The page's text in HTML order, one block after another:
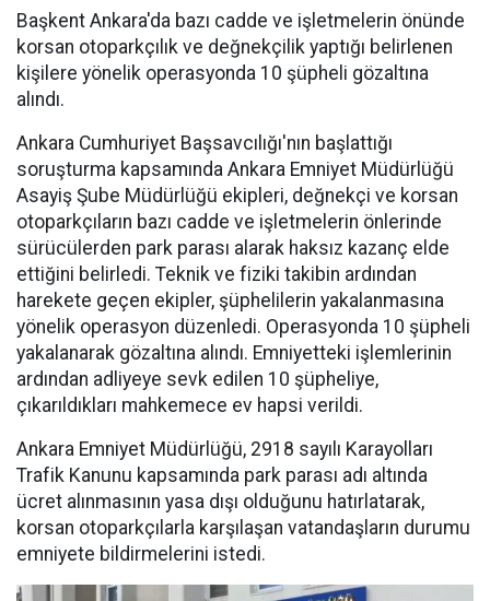
Başkent Ankara'da bazı cadde ve işletmelerin önünde
korsan otoparkçılık ve değnekçilik yaptığı belirlenen
kişilere yönelik operasyonda 10 şüpheli gözaltına
alındı.
Ankara Cumhuriyet Başsavcılığı'nın başlattığı
soruşturma kapsamında Ankara Emniyet Müdürlüğü
Asayiş Şube Müdürlüğü ekipleri, değnekçi ve korsan
otoparkçıların bazı cadde ve işletmelerin önlerinde
sürücülerden park parası alarak haksız kazanç elde
ettiğini belirledi. Teknik ve fiziki takibin ardından
harekete geçen ekipler, şüphelilerin yakalanmasına
yönelik operasyon düzenledi. Operasyonda 10 şüpheli
yakalanarak gözaltına alındı. Emniyetteki işlemlerinin
ardından adliyeye sevk edilen 10 şüpheliye,
çıkarıldıkları mahkemece ev hapsi verildi.
Ankara Emniyet Müdürlüğü, 2918 sayılı Karayolları
Trafik Kanunu kapsamında park parası adı altında
ücret alınmasının yasa dışı olduğunu hatırlatarak,
korsan otoparkçılarla karşılaşan vatandaşların durumu
emniyete bildirmelerini istedi.